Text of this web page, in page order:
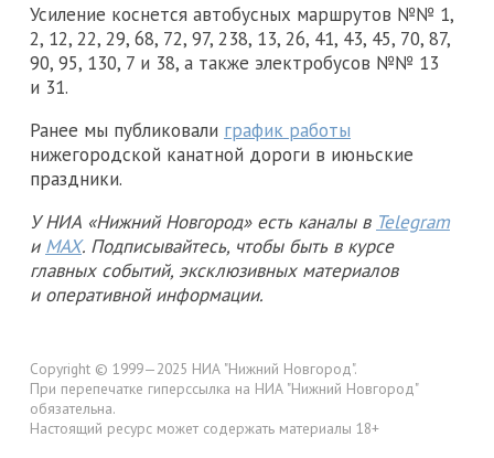
Усиление коснется автобусных маршрутов №№ 1,
2, 12, 22, 29, 68, 72, 97, 238, 13, 26, 41, 43, 45, 70, 87,
90, 95, 130, 7 и 38, а также электробусов №№ 13
и 31.
Ранее мы публиковали график работы
нижегородской канатной дороги в июньские
праздники.
У НИА «Нижний Новгород» есть каналы в Telegram
и MAX. Подписывайтесь, чтобы быть в курсе
главных событий, эксклюзивных материалов
и оперативной информации.
Copyright © 1999—2025 НИА "Нижний Новгород".
При перепечатке гиперссылка на НИА "Нижний Новгород"
обязательна.
Настоящий ресурс может содержать материалы 18+